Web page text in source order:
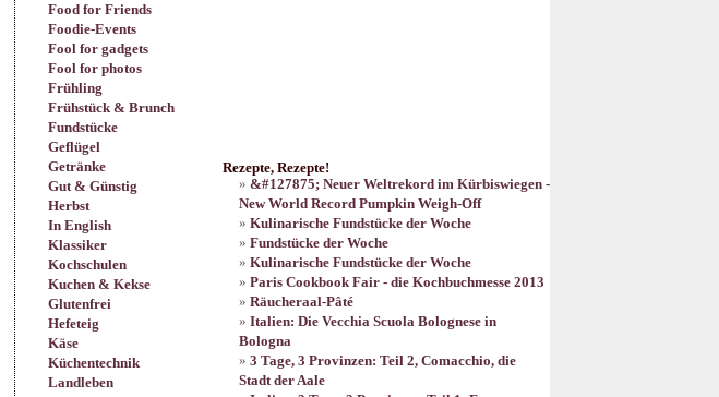
Food for Friends
Foodie-Events
Fool for gadgets
Fool for photos
Frühling
Frühstück & Brunch
Fundstücke
Geflügel
Getränke
Gut & Günstig
Herbst
In English
Klassiker
Kochschulen
Kuchen & Kekse
Glutenfrei
Hefeteig
Käse
Küchentechnik
Landleben
Rezepte, Rezepte!
&#127875; Neuer Weltrekord im Kürbiswiegen -
New World Record Pumpkin Weigh-Off
Kulinarische Fundstücke der Woche
Fundstücke der Woche
Kulinarische Fundstücke der Woche
Paris Cookbook Fair - die Kochbuchmesse 2013
Räucheraal-Pâté
Italien: Die Vecchia Scuola Bolognese in
Bologna
3 Tage, 3 Provinzen: Teil 2, Comacchio, die
Stadt der Aale